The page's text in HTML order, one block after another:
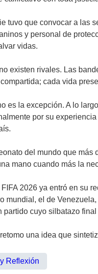
tuvo que convocar a las
y personal de
vidas.
existen rivales. Las
cada vida
es la excepción. A lo
por su
del mundo que
mano cuando más la
2026 ya entró en su
mundial, el de
partido cuyo silbatazo
una idea que
Reflexión